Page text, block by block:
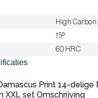
High Carbon
15º
60 HRC
Print 14-delige
XXL set Omschrijving